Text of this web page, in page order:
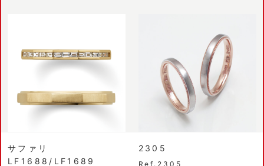
サファリ
LF1688/LF1689
2305
Ref.2305